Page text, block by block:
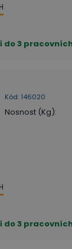
do 3
Kód: 146020
Nosnost (Kg):
do 3